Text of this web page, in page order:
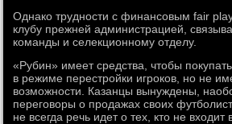
Однако трудности с финансовым fair
клубу прежней администрацией,
команды и селекционному отделу.
«Рубин» имеет средства, чтобы
в режиме перестройки игроков, но не
возможности. Казанцы вынуждены,
переговоры о продажах своих
не всегда речь идет о тех, кто не